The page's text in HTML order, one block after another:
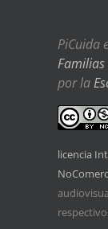
PiCuida
Familias
por la
licencia